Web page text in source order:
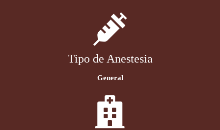
Tipo de Anestesia
General